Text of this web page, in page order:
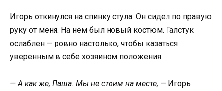
Игорь откинулся на спинку стула. Он сидел по правую
руку от меня. На нём был новый костюм. Галстук
ослаблен — ровно настолько, чтобы казаться
уверенным в себе хозяином положения.
— А как же, Паша. Мы не стоим на месте, — Игорь